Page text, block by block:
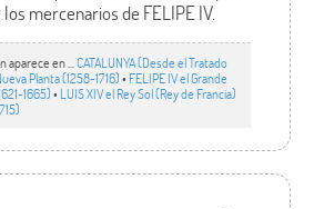
mercenarios de FELIPE IV.
en ... CATALUNYA (Desde el Tratado
Planta (1258-1716)• FELIPE IV el Grande
1665)• LUIS XIV el Rey Sol (Rey de Francia)